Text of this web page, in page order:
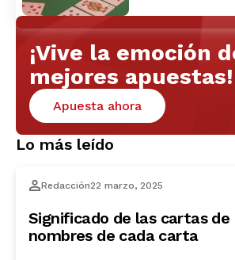
¡Vive la emoción
mejores apuestas!
Apuesta ahora
Lo más leído
Redacción22 marzo, 2025
Significado de las cartas de
nombres de cada carta